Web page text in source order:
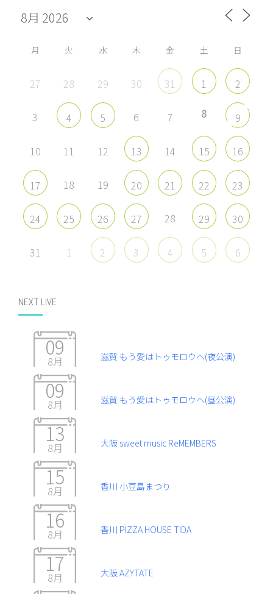
を
Facebook
示
を
Twitter
を
Instagram
YouTube
示
月 火 水 木 金 土 日
27 28 29 30 31 1 2
3 4 5 6 7 8 9
10 11 12 13 14 15 16
17 18 19 20 21 22 23
24 25 26 27 28 29 30
31 1 2 3 4 5 6
NEXT LIVE
09
8月 滋賀 もう愛はトゥモロウヘ(夜公演)
09
8月 滋賀 もう愛はトゥモロウヘ(昼公演)
13
8月 大阪 sweet music ReMEMBERS
15
8月 香川 小豆島まつり
16
8月 香川 PIZZA HOUSE TIDA
17
8月 大阪 AZYTATE